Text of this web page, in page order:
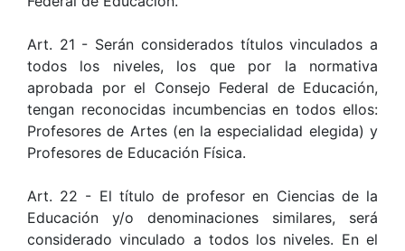
Art. 21 - Serán considerados títulos vinculados a
todos los niveles, los que por la normativa
aprobada por el Consejo Federal de Educación,
tengan reconocidas incumbencias en todos ellos:
Profesores de Artes (en la especialidad elegida) y
Profesores de Educación Física.
Art. 22 - El título de profesor en Ciencias de la
Educación y/o denominaciones similares, será
considerado vinculado a todos los niveles. En el